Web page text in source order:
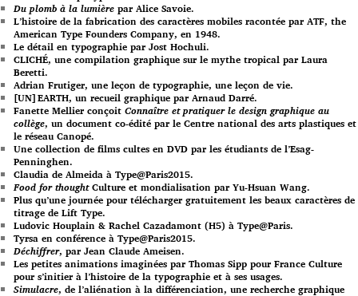
Du plomb à la lumière par Alice Savoie.
L’histoire de la fabrication des caractères mobiles racontée par ATF, the
American Type Founders Company, en 1948.
Le détail en typographie par Jost Hochuli.
CLICHÉ, une compilation graphique sur le mythe tropical par Laura
Beretti.
Adrian Frutiger, une leçon de typographie, une leçon de vie.
[UN]EARTH, un recueil graphique par Arnaud Darré.
Fanette Mellier conçoit Connaître et pratiquer le design graphique au
collège, un document co-édité par le Centre national des arts plastiques et
le réseau Canopé.
Une collection de films cultes en DVD par les étudiants de l’Esag-
Penninghen.
Claudia de Almeida à Type@Paris2015.
Food for thoughtCulture et mondialisation par Yu-Hsuan Wang.
Plus qu’une journée pour télécharger gratuitement les beaux caractères de
titrage de Lift Type.
Ludovic Houplain & Rachel Cazadamont (H5) à Type@Paris.
Tyrsa en conférence à Type@Paris2015.
Déchiffrer, par Jean Claude Ameisen.
Les petites animations imaginées par Thomas Sipp pour France Culture
pour s’initier à l’histoire de la typographie et à ses usages.
Simulacre, de l’aliénation à la différenciation, une recherche graphique